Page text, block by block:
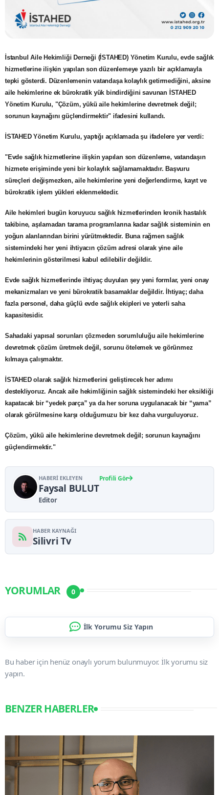
İstanbul Aile Hekimliği Derneği (İSTAHED)Yönetim Kurulu,evde sağlık
hizmetlerine ilişkin yapılan son düzenlemeye yazılı bir açıklamayla
tepki gösterdi. Düzenlemenin vatandaşa kolaylık getirmediğini, aksine
aile hekimlerine ek bürokratik yük bindirdiğini savunan İSTAHED
Yönetim Kurulu, "Çözüm, yükü aile hekimlerine devretmek değil;
sorunun kaynağını güçlendirmektir" ifadesini kullandı.
İSTAHED Yönetim Kurulu, yaptığı açıklamada şu ifadelere yer verdi:
"Evde sağlık hizmetlerine ilişkin yapılan son düzenleme, vatandaşın
hizmete erişiminde yeni bir kolaylık sağlamamaktadır. Başvuru
süreçleri değişmezken, aile hekimlerine yeni değerlendirme, kayıt ve
bürokratik işlem yükleri eklenmektedir.
Aile hekimleri bugün koruyucu sağlık hizmetlerinden kronik hastalık
takibine, aşılamadan tarama programlarına kadar sağlık sisteminin en
yoğun alanlarından birini yürütmektedir. Buna rağmen sağlık
sistemindeki her yeni ihtiyacın çözüm adresi olarak yine aile
hekimlerinin gösterilmesi kabul edilebilir değildir.
Evde sağlık hizmetlerinde ihtiyaç duyulan şey yeni formlar, yeni onay
mekanizmaları ve yeni bürokratik basamaklar değildir. İhtiyaç; daha
fazla personel, daha güçlü evde sağlık ekipleri ve yeterli saha
kapasitesidir.
Sahadaki yapısal sorunları çözmeden sorumluluğu aile hekimlerine
devretmek çözüm üretmek değil, sorunu ötelemek ve görünmez
kılmaya çalışmaktır.
İSTAHED olarak sağlık hizmetlerini geliştirecek her adımı
destekliyoruz. Ancak aile hekimliğinin sağlık sistemindeki her eksikliği
kapatacak bir “yedek parça” ya da her soruna uygulanacak bir “yama”
olarak görülmesine karşı olduğumuzu bir kez daha vurguluyoruz.
Çözüm, yükü aile hekimlerine devretmek değil; sorunun kaynağını
güçlendirmektir."
HABERI EKLEYEN
Faysal BULUT
Editor
Profili Gör
HABER KAYNAĞI
Silivri Tv
YORUMLAR 0
İlk Yorumu Siz Yapın
Bu haber için henüz onaylı yorum bulunmuyor. İlk yorumu siz
yapın.
BENZER HABERLER